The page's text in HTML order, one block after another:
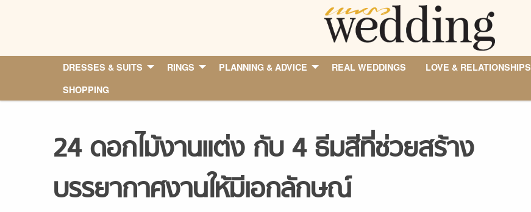
DRESSES & SUITS RINGS PLANNING & ADVICE REAL WEDDINGS LOVE & RELATIONSHIPS
SHOPPING
24 ดอกไม้งานแต่ง กับ 4 ธีมสีที่ช่วยสร้าง
บรรยากาศงานให้มีเอกลักษณ์